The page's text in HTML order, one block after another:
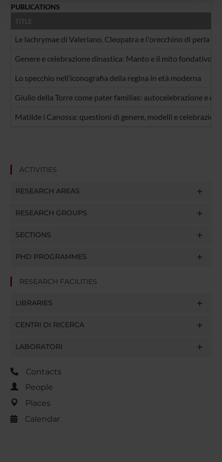
con altre informazioni che hai fornito loro o che hanno
raccolto dal tuo utilizzo dei loro servizi.
PUBLICATIONS
TITLE
Le lachrymae di Valeriano. Cleopatra e l'orecchino di perla
Genere e celebrazione dinastica: Manto e il mito fondativo
Lo specchio nell’iconografia della regina in età moderna
Giulio della Torre come pater familias: autocelebrazione e
Matilde i Canossa: questioni di genere, modelli e
ACTIVITIES
RESEARCH AREAS
RESEARCH GROUPS
SECTIONS
PHD PROGRAMMES
RESEARCH FACILITIES
LIBRARIES
CENTRI DI RICERCA
LABORATORI
Contacts
People
Places
Calendar